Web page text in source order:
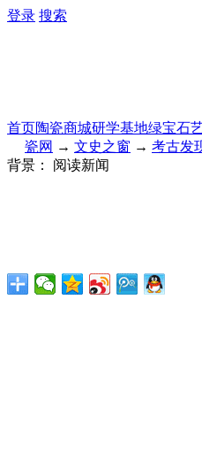
登录 搜索
首页陶瓷商城研学基地绿宝石
瓷网 → 文史之窗 → 考古发
背景：
阅读新闻